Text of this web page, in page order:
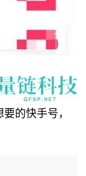
的快手号，